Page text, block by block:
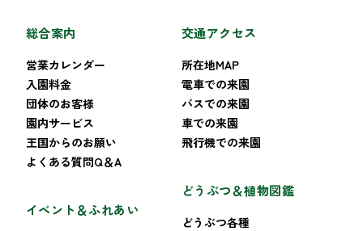
総合案内
営業カレンダー
入園料金
団体のお客様
園内サービス
王国からのお願い
よくある質問Q＆A
イベント＆ふれあい
交通アクセス
所在地MAP
電車での来園
バスでの来園
車での来園
飛行機での来園
どうぶつ＆植物図鑑
どうぶつ各種